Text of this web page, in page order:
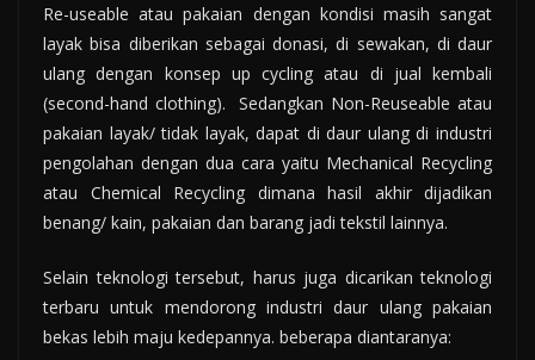
Re-useable atau pakaian dengan kondisi masih sangat
layak bisa diberikan sebagai donasi, di sewakan, di daur
ulang dengan konsep up cycling atau di jual kembali
(second-hand clothing). Sedangkan Non-Reuseable atau
pakaian layak/ tidak layak, dapat di daur ulang di industri
pengolahan dengan dua cara yaitu Mechanical Recycling
atau Chemical Recycling dimana hasil akhir dijadikan
benang/ kain, pakaian dan barang jadi tekstil lainnya.
Selain teknologi tersebut, harus juga dicarikan teknologi
terbaru untuk mendorong industri daur ulang pakaian
bekas lebih maju kedepannya. beberapa diantaranya: